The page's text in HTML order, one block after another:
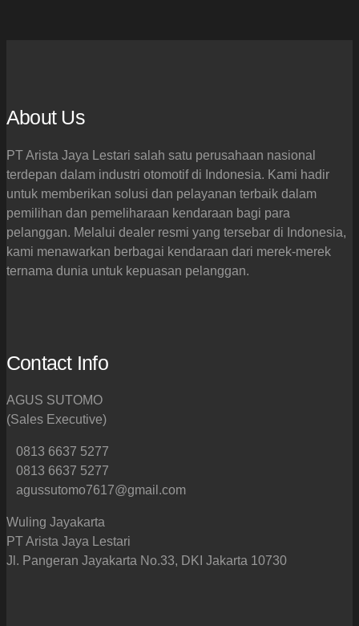
About Us
PT Arista Jaya Lestari salah satu perusahaan nasional
terdepan dalam industri otomotif di Indonesia. Kami hadir
untuk memberikan solusi dan pelayanan terbaik dalam
pemilihan dan pemeliharaan kendaraan bagi para
pelanggan. Melalui dealer resmi yang tersebar di Indonesia,
kami menawarkan berbagai kendaraan dari merek-merek
ternama dunia untuk kepuasan pelanggan.
Contact Info
AGUS SUTOMO
(Sales Executive)
0813 6637 5277
0813 6637 5277
agussutomo7617@gmail.com
Wuling Jayakarta
PT Arista Jaya Lestari
Jl. Pangeran Jayakarta No.33, DKI Jakarta 10730